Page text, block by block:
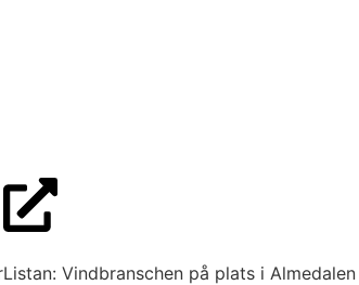
Listan: Vindbranschen på plats i